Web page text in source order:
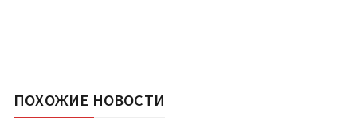
ПОХОЖИЕ НОВОСТИ